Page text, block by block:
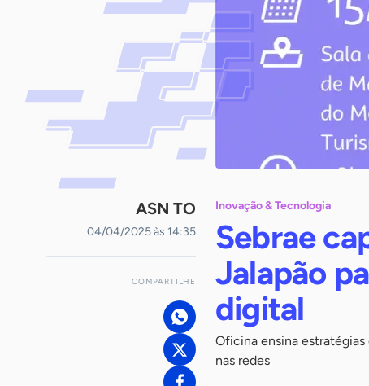
ASN TO
04/04/2025 às 14:35
COMPARTILHE
Inovação & Tecnologia
Sebrae
Jalapão
digital
Oficina ensina
nas redes